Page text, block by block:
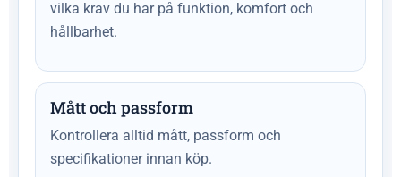
vilka krav du har på funktion, komfort och
hållbarhet.
Mått och passform
Kontrollera alltid mått, passform och
specifikationer innan köp.